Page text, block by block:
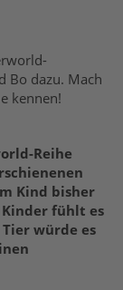
Bo dazu. Mach
kennen!
Reihe
Kind bisher
fühlt es
würde es